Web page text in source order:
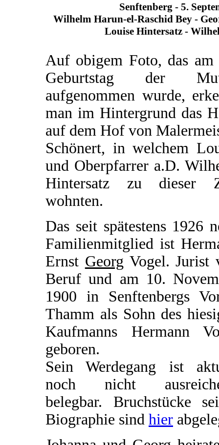
Senftenberg - 5.
Wilhelm Harun-el-Raschid Bey -
Louise Hintersatz -
Auf obigem Foto, das am
Geburtstag der
aufgenommen wurde,
man im Hintergrund das
auf dem Hof von
Schönert, in welchem
und Oberpfarrer a.D.
Hintersatz zu dieser
wohnten.
Das seit spätestens 1926
Familienmitglied ist
Ernst Georg Vogel. Jurist
Beruf und am 10.
1900 in Senftenbergs
Thamm als Sohn des
Kaufmanns Hermann
geboren.
Sein Werdegang ist
noch nicht
belegbar. Bruchstücke
Biographie sind hier